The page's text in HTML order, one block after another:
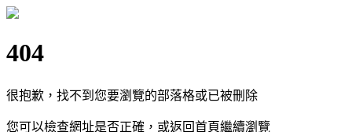
404
很抱歉，找不到您要瀏覽的部落格或已被刪除
您可以檢查網址是否正確，或返回首頁繼續瀏覽